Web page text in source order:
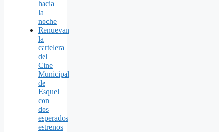
hacia
la
noche
Renuevan
la
cartelera
del
Cine
Municipal
de
Esquel
con
dos
esperados
estrenos